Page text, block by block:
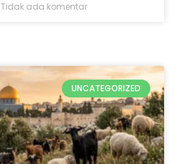
Tidak ada komentar
UNCATEGORIZED